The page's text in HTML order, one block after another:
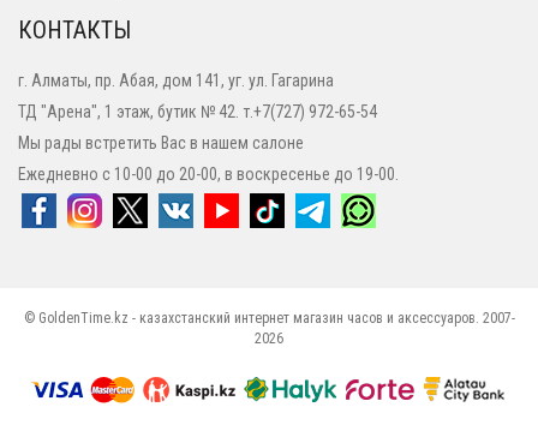
КОНТАКТЫ
г. Алматы, пр. Абая, дом 141, уг. ул. Гагарина
ТД "Арена", 1 этаж, бутик № 42. т.+7(727) 972-65-54
Мы рады встретить Вас в нашем салоне
Ежедневно с 10-00 до 20-00, в воскресенье до 19-00.
© GoldenTime.kz - казахстанский интернет магазин часов и аксессуаров. 2007-
2026